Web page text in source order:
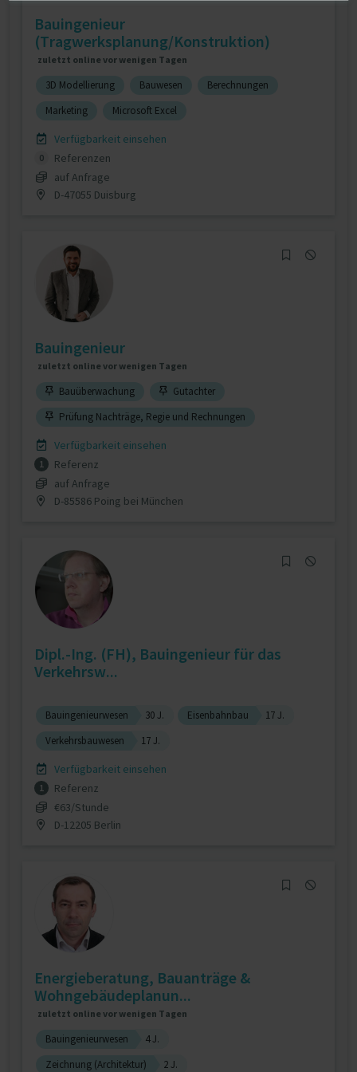
Bauingenieur
(Tragwerksplanung/Konstruktion)
zuletzt online vor wenigen Tagen
3D Modellierung Bauwesen
Berechnungen
Marketing
Microsoft Excel
Verfügbarkeit einsehen
0
Referenzen
auf Anfrage
D-47055 Duisburg
Bauingenieur
zuletzt online vor wenigen Tagen
Bauüberwachung
Gutachter
Prüfung Nachträge, Regie und Rechnungen
Verfügbarkeit einsehen
1
Referenz
auf Anfrage
D-85586 Poing bei München
Dipl.-Ing. (FH), Bauingenieur für das
Verkehrsw...
Bauingenieurwesen 30 J. Eisenbahnbau
17 J.
Verkehrsbauwesen
17 J.
Verfügbarkeit einsehen
1
Referenz
€63/Stunde
D-12205 Berlin
Energieberatung, Bauanträge &
Wohngebäudeplanun...
zuletzt online vor wenigen Tagen
Bauingenieurwesen
4 J.
Zeichnung (Architektur)
2 J.